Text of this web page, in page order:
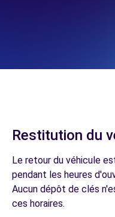
Restitution du
Le retour du véhicule
pendant les heures
Aucun dépôt de clés
ces horaires.